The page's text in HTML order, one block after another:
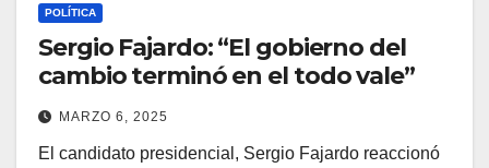
POLÍTICA
Sergio Fajardo: “El gobierno del
cambio terminó en el todo vale”
MARZO 6, 2025
El candidato presidencial, Sergio Fajardo reaccionó